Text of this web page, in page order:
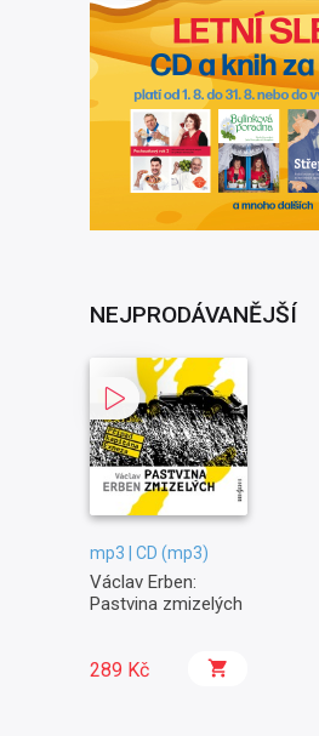
NEJPRODÁVANĚJŠÍ
mp3 | CD (mp3)
Václav Erben:
Pastvina zmizelých
289 Kč